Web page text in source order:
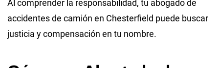
Al comprender la responsabilidad, tu abogado de
accidentes de camión en Chesterfield puede buscar
justicia y compensación en tu nombre.